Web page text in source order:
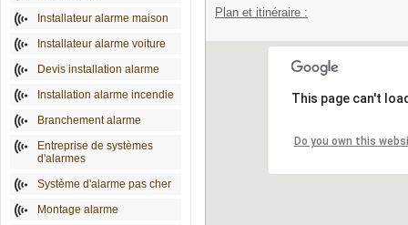
Installateur alarme maison
Installateur alarme voiture
Devis installation alarme
Installation alarme incendie
Branchement alarme
Entreprise de systèmes
d'alarmes
Système d'alarme pas cher
Montage alarme
Plan et itinéraire :
This page can't
Do you own this